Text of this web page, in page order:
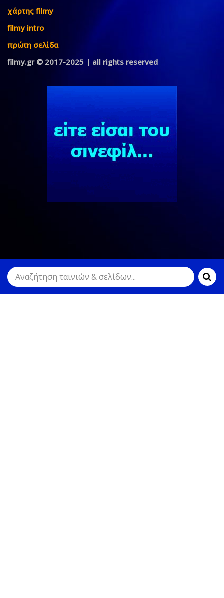
χάρτης filmy
filmy intro
πρώτη σελίδα
filmy.gr © 2017-2025 | all rights reserved